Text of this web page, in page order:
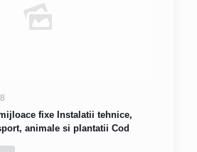
fixe Instalatii tehnice,
animale si plantatii Cod